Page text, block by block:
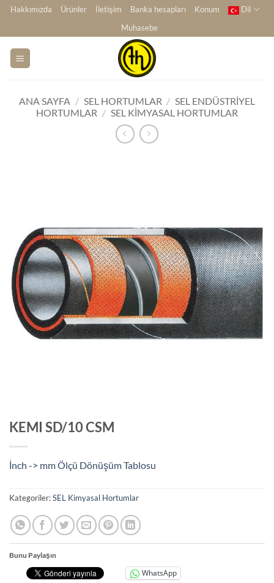
İçeriğe
Hakkımızda Ürünler İletişim Banka hesapları Konum
Dil
Muhasebe
ANA SAYFA / SEL HORTUMLAR / SEL ENDÜSTRIYEL
HORTUMLAR / SEL KIMYASAL HORTUMLAR
KEMI SD/10 CSM
İnch -> mm Ölçü Dönüşüm Tablosu
Kategoriler:SEL Kimyasal Hortumlar
Bunu Paylaşın
WhatsApp